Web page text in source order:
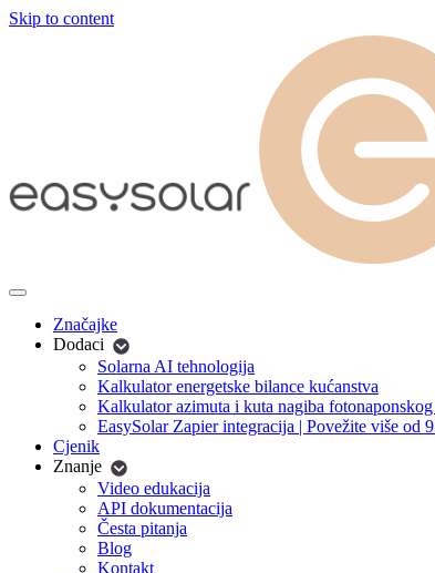
Skip to content
Značajke
Dodaci
Solarna AI tehnologija
Kalkulator energetske bilance kućanstva
Kalkulator azimuta i kuta nagiba fotonaponskog
EasySolar Zapier integracija | Povežite više od
Cjenik
Znanje
Video edukacija
API dokumentacija
Česta pitanja
Blog
Kontakt